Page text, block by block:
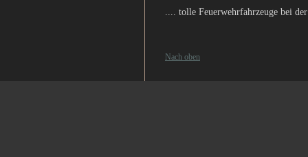
.... tolle Feuerwehrfahrzeuge bei
Nach oben